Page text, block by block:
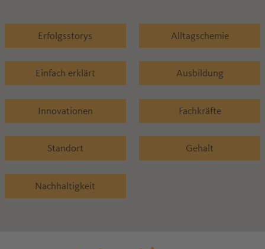
Erfolgsstorys Alltagschemie
Einfach erklärt Ausbildung
Innovationen Fachkräfte
Standort Gehalt
Nachhaltigkeit